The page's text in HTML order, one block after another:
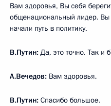
Вам здоровья, Вы себя
общенациональный лидер. Вы
начали путь в политику.
В.Путин: Да, это точно. Так и
А.Вечедов: Вам здоровья.
В.Путин: Спасибо большое.